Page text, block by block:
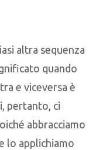
altra sequenza
quando
e viceversa è
pertanto, ci
abbracciamo
lo applichiamo